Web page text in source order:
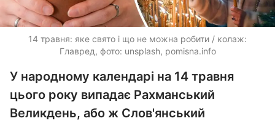
14 травня: яке свято і що не можна робити / колаж:
Главред, фото: unsplash, pomisna.info
У народному календарі на 14 травня
цього року випадає Рахманський
Великдень, або ж Слов'янський